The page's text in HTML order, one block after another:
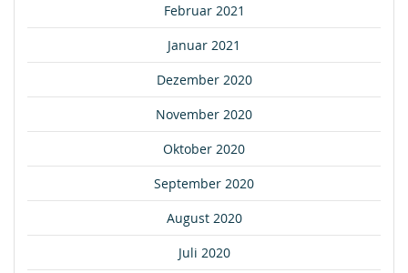
Februar 2021
Januar 2021
Dezember 2020
November 2020
Oktober 2020
September 2020
August 2020
Juli 2020